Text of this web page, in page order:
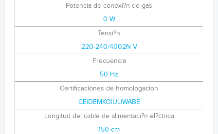
Potencia de conexi?n de gas
0 W
Tensi?n
220-240/4002N V
Frecuencia
50 Hz
Certificaciones de homologacion
CE|DEMKO|UL|WABE
Longitud del cable de alimentaci?n el?ctrica
150 cm